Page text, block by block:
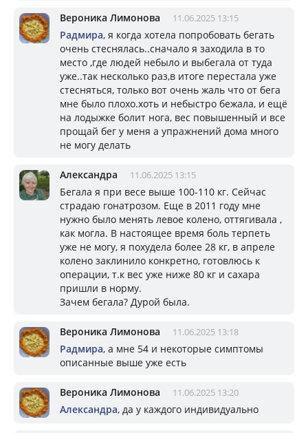
Вероника Лимонова 11.06.2025 13:15
Радмира, я когда хотела попробовать бегать
очень стеснялась..сначало я заходила в то
место ,где людей небыло и выбегала от туда
уже..так несколько раз,в итоге перестала уже
стесняться, только вот очень жаль что от бега
мне было плохо.хоть и небыстро бежала, и ещё
на лодыжке болит нога, вес повышенный и все
прощай бег у меня а упражнений дома много
не могу делать
Александра 11.06.2025 13:15
Бегала я при весе выше 100-110 кг. Сейчас
страдаю гонатрозом. Еще в 2011 году мне
нужно было менять левое колено, оттягивала ,
как могла. В настоящее время боль терпеть
уже не могу, я похудела более 28 кг, в апреле
колено заклинило конкретно, готовлюсь к
операции, т.к вес уже ниже 80 кг и сахара
пришли в норму.
Зачем бегала? Дурой была.
Вероника Лимонова 11.06.2025 13:18
Радмира, а мне 54 и некоторые симптомы
описанные выше уже есть
Вероника Лимонова 11.06.2025 13:20
Александра, да у каждого индивидуально